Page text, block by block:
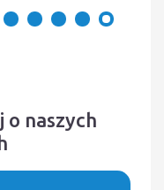
o naszych